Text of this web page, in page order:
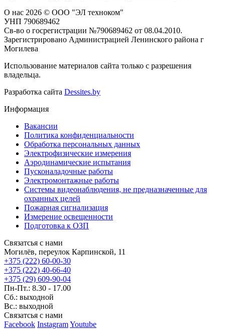
О нас 2026 © ООО "ЭЛ техноком"
УНП 790689462
Св-во о госрегистрации №790689462 от 08.04.2010.
Зарегистрировано Администрацией Ленинского района г
Могилева
Использование материалов сайта только с разрешения
владельца.
Разработка сайта Dessites.by
Информация
Вакансии
Политика конфиденциальности
Обработка персональных данных
Электрофизические измерения
Аэродинамические испытания
Пусконаладочные работы
Электромонтажные работы
Системы видеонаблюдения, не предназначенные для
охранных целей
Пожарная сигнализация
Измерение освещенности
Подготовка к ОЗП
Связатсья с нами
Могилёв, переулок Карпинской, 11
+375 (222) 60-00-30
+375 (222) 40-66-40
+375 (29) 609-90-04
Пн-Пт.: 8.30 - 17.00
Сб.: выходной
Вс.: выходной
Связатсья с нами
Facebook InstagramYoutube